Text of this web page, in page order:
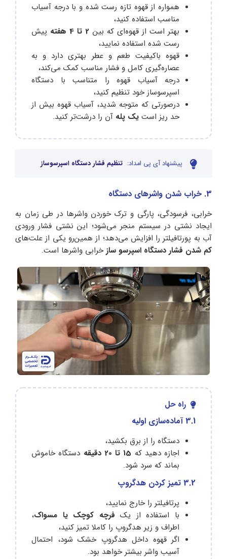
همواره از قهوه تازه رست شده و با درجه آسیاب
مناسب استفاده کنید،
بهتر است از قهوه‌ای که بین
پیش
رست شده استفاده نمایید،
قهوه باکیفیت طعم و عطر بهتری دارد و به
عصاره‌گیری کامل و فشار مناسب کمک می‌کند،
درجه آسیاب قهوه را متناسب با دستگاه
اسپرسوساز خود تنظیم کنید،
درصورتی که متوجه شدید، آسیاب قهوه بیش از
حد ریز است یک پله آن را درشت‌تر کنید.
پیشنهاد آی پی امداد: تنظیم فشار دستگاه اسپرسوساز
3. خراب شدن واشرهای دستگاه
خرابی، فرسودگی، پارگی و ترک خوردن واشرها در طی زمان به
ایجاد نشتی در سیستم منجر می‌شود؛ این نشتی فشار ورودی
آب به پورتافیلتر را افزایش می‌دهد؛ از همین‌رو یکی از علت‌های
کم شدن فشار دستگاه اسپرسو ساز خرابی واشرها است.
راه حل
3.1 آماده‌سازی اولیه
دستگاه را از برق بکشید،
اجازه دهید که 15 تا 20 دقیقه
دستگاه خاموش
بماند که سرد شود.
3.2 تمیز کردن هدگروپ
پرتافیلتر را خارج نمایید،
با استفاده از یک فرچه کوچک یا مسواک،
اطراف و زیر هدگروپ را کاملا تمیز کنید،
اگر قهوه داخل هدگروپ خشک شود، احتمال
آسیب واشر بیشتر خواهد بود.